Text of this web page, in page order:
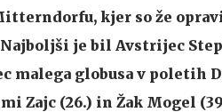
kjer so že
je bil Avstrijec
malega globusa v poletih
Zajc (26.) in Žak Mogel